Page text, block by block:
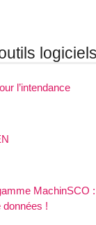
logiciels
l’intendance
MachinSCO
!